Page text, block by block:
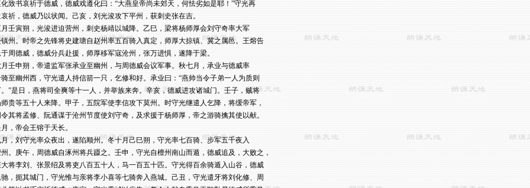
致书哀祈于德威，德威戏遵化曰：“大燕皇帝尚未郊天，何怯劣如是耶！”守光再
祈，德威乃以状闻。己亥，刘光浚攻下平州，获刺史张在吉。
壬寅朔，光浚进迫营州，刺史杨靖以城降。乙巳，梁将杨师厚会刘守奇率大军
州。时帝之先锋将史建瑭自赵州率五百骑入真定，师厚大掠镇、冀之属邑。王熔告
周德威，德威分兵赴援，师厚移军寇沧州，张万进惧，遂降于梁。
壬申朔，帝遣监军张承业至幽州，与周德威会议军事。秋七月，承业与德威率
至幽州西，守光遣人持信箭一只，乞修和好。承业曰：“燕帅当令子弟一人为质则
”是日，燕将司全爽等十一人，并举族来奔。辛亥，德威进攻诸城门。壬子，贼将
贵等五十人来降。甲子，五院军使李信攻下莫州。时守光继遣人乞降，将缓帝军，
其将孟修、阮通谋于沧州节度使刘守奇，及求援于杨师厚，帝之游骑擒其使以献。
，帝会王镕于天长。
，刘守光率众夜出，遂陷顺州。冬十月己巳朔，守光率七百骑、步军五千夜入
。庚午，周德威自涿州将兵蹑之。壬申，守光自檀州南山而遁，德威追及，大败之，
将李刘、张景绍及将吏八百五十人，马一百五十匹。守光得百余骑遁入山谷，德威
，扼其城门，守光惟与亲将李小喜等七骑奔入燕城。己丑，守光遣牙将刘化修、周